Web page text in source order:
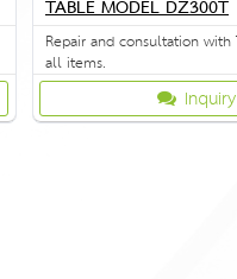
TABLE MODEL DZ300T
Repair and consultation with
all items.
Inquiry